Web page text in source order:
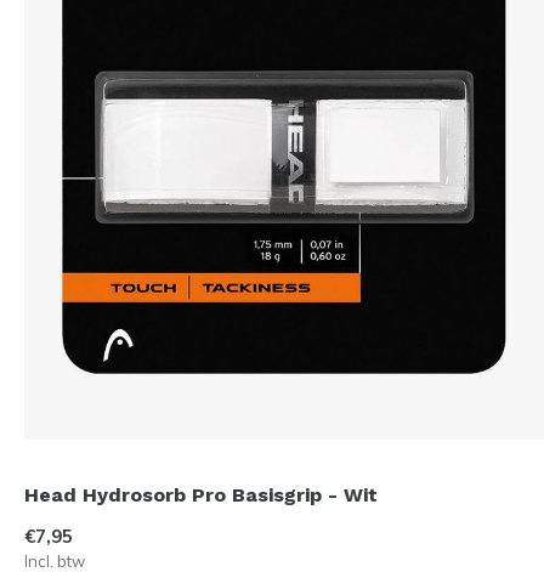
Head Hydrosorb Pro Basisgrip - Wit
€7,95
Incl. btw